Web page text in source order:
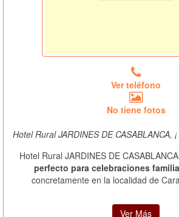
Ver teléfono
No tiene fotos
Hotel Rural JARDINES DE CASABLANCA,
Hotel Rural JARDINES DE
perfecto para celebraciones
concretamente en la localidad de
Ver Más